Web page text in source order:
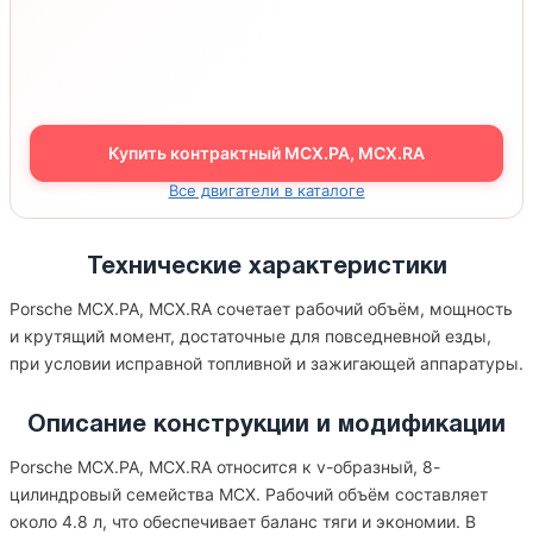
Купить контрактный MCX.PA, MCX.RA
Все двигатели в каталоге
Технические характеристики
Porsche MCX.PA, MCX.RA сочетает рабочий объём, мощность
и крутящий момент, достаточные для повседневной езды,
при условии исправной топливной и зажигающей аппаратуры.
Описание конструкции и модификации
Porsche MCX.PA, MCX.RA относится к v-образный, 8-
цилиндровый семейства MCX. Рабочий объём составляет
около 4.8 л, что обеспечивает баланс тяги и экономии. В